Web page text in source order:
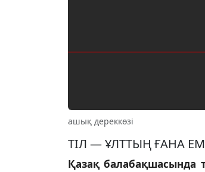
ашық дереккөзі
ТIЛ — ҰЛТТЫҢ ҒАНА
Қазақ балабақшасында